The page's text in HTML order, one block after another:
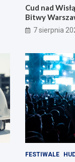
Cud nad
Bitwy
7 sierpnia
FESTIWALE